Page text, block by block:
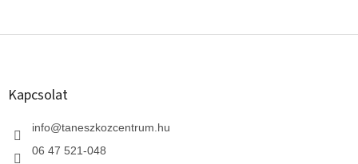
L
Kapcsolat
info@taneszkozcentrum.hu
06 47 521-048